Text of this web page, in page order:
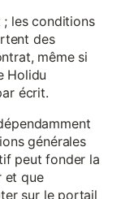
; les conditions
des
même si
Holidu
écrit.
générales
peut fonder la
et que
sur le portail